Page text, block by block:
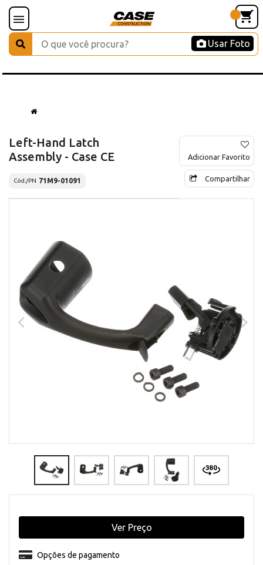
Usar Foto
Left-Hand Latch
Assembly - Case CE
Cód./PN 71M9-01091
Adicionar Favorito
Compartilhar
Opções de pagamento
Ver Preço